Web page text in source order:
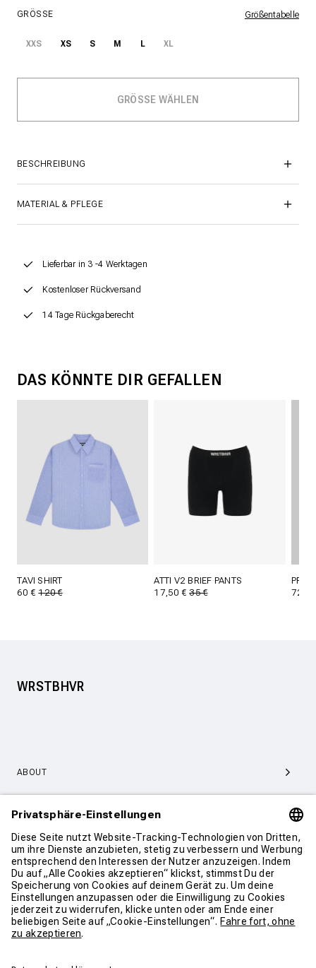
GRÖSSE Größentabelle
XXS XS S M L XL
BESCHREIBUNG
MATERIAL & PFLEGE
Lieferbar in 3 -4 Werktagen
Kostenloser Rückversand
14 Tage Rückgaberecht
DAS KÖNNTE DIR GEFALLEN
TAVI SHIRT
60 €120 €
ATTI V2 BRIEF PANTS
17,50 €35 €
PRUE
72 €
WRSTBHVR
ABOUT
SERVICE & SUPPORT
KONTAKT